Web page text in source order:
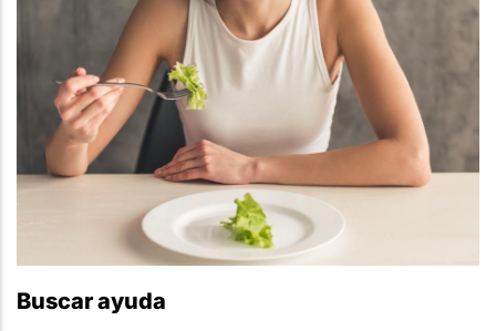
Buscar ayuda